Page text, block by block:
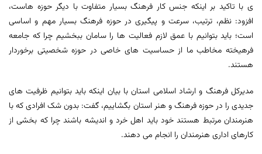
ی با تاکید بر اینکه جنس کار فرهنگ بسیار متفاوت با دیگر حوزه هاست،
افزود: نظم، ترتیب، سرعت و پیگیری در حوزه فرهنگ بسیار مهم و اساسی
است؛ باید بتوانیم با عمق لازم فعالیت ها را سامان ببخشیم چرا که جامعه
فرهیخته مخاطب ما از حساسیت های خاصی در حوزه شخصیتی برخوردار
هستند.
مدیرکل فرهنگ و ارشاد اسلامی استان با بیان اینکه باید بتوانیم ظرفیت های
جدیدی را در حوزه فرهنگ و هنر استان بگشاییم، گفت: بدون شک افرادی که با
هنرمندان مرتبط هستند خود باید اهل خرد و اندیشه باشند چرا که بخشی از
کارهای اداری هنرمندان را انجام می دهند.